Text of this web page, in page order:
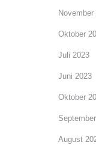
November
Oktober
Juli 2023
Juni 2023
Oktober
August